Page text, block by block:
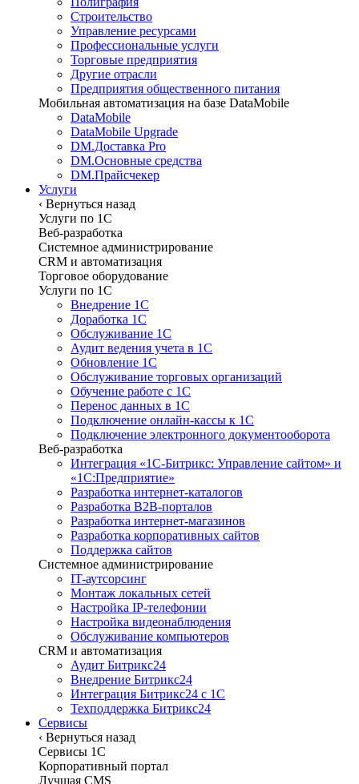
Строительство
Управление ресурсами
Профессиональные услуги
Торговые предприятия
Другие отрасли
Предприятия общественного питания
Мобильная автоматизация на базе DataMobile
DataMobile
DataMobile Upgrade
DM.Доставка Pro
DM.Основные средства
DM.Прайсчекер
Услуги
‹ Вернуться назад
Услуги по 1С
Веб-разработка
Системное администрирование
CRM и автоматизация
Торговое оборудование
Услуги по 1С
Внедрение 1С
Доработка 1С
Обслуживание 1С
Аудит ведения учета в 1С
Обновление 1С
Обслуживание торговых организаций
Обучение работе с 1С
Перенос данных в 1С
Подключение онлайн-кассы к 1С
Подключение электронного документооборота
Веб-разработка
Интеграция «1С-Битрикс: Управление сайтом» и
«1С:Предприятие»
Разработка интернет-каталогов
Разработка B2B-порталов
Разработка интернет-магазинов
Разработка корпоративных сайтов
Поддержка сайтов
Системное администрирование
IT-аутсорсинг
Монтаж локальных сетей
Настройка IP-телефонии
Настройка видеонаблюдения
Обслуживание компьютеров
CRM и автоматизация
Аудит Битрикс24
Внедрение Битрикс24
Интеграция Битрикс24 с 1С
Техподдержка Битрикс24
Сервисы
‹ Вернуться назад
Сервисы 1C
Корпоративный портал
Лучшая CMS